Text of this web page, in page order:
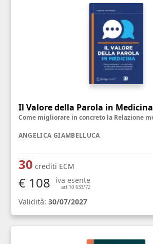
Il Valore della Parola in Medicina
ANGELICA GIAMBELLUCA
30 crediti ECM
€ 108 iva esente
art.10 633/72
Validità: 30/07/2027